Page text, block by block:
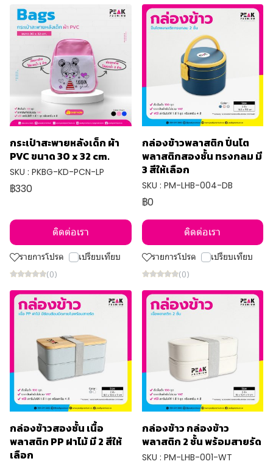
กระเป๋าสะพายหลังเด็ก ผ้า
PVC ขนาด 30 x 32 cm.
SKU : PKBG-KD-PCN-LP
฿330
ติดต่อเรา
รายการโปรด เปรียบเทียบ
(0)
กล่องข้าวพลาสติก ปิ่นโต
พลาสติกสองชั้น ทรงกลม มี
3 สีให้เลือก
SKU : PM-LHB-004-DB
฿0
ติดต่อเรา
รายการโปรด เปรียบเทียบ
(0)
กล่องข้าวสองชั้น เนื้อ
พลาสติก PP ฝาไม้ มี 2 สีให้
เลือก
กล่องข้าว กล่องข้าว
พลาสติก 2 ชั้น พร้อมสายรัด
SKU : PM-LHB-001-WT